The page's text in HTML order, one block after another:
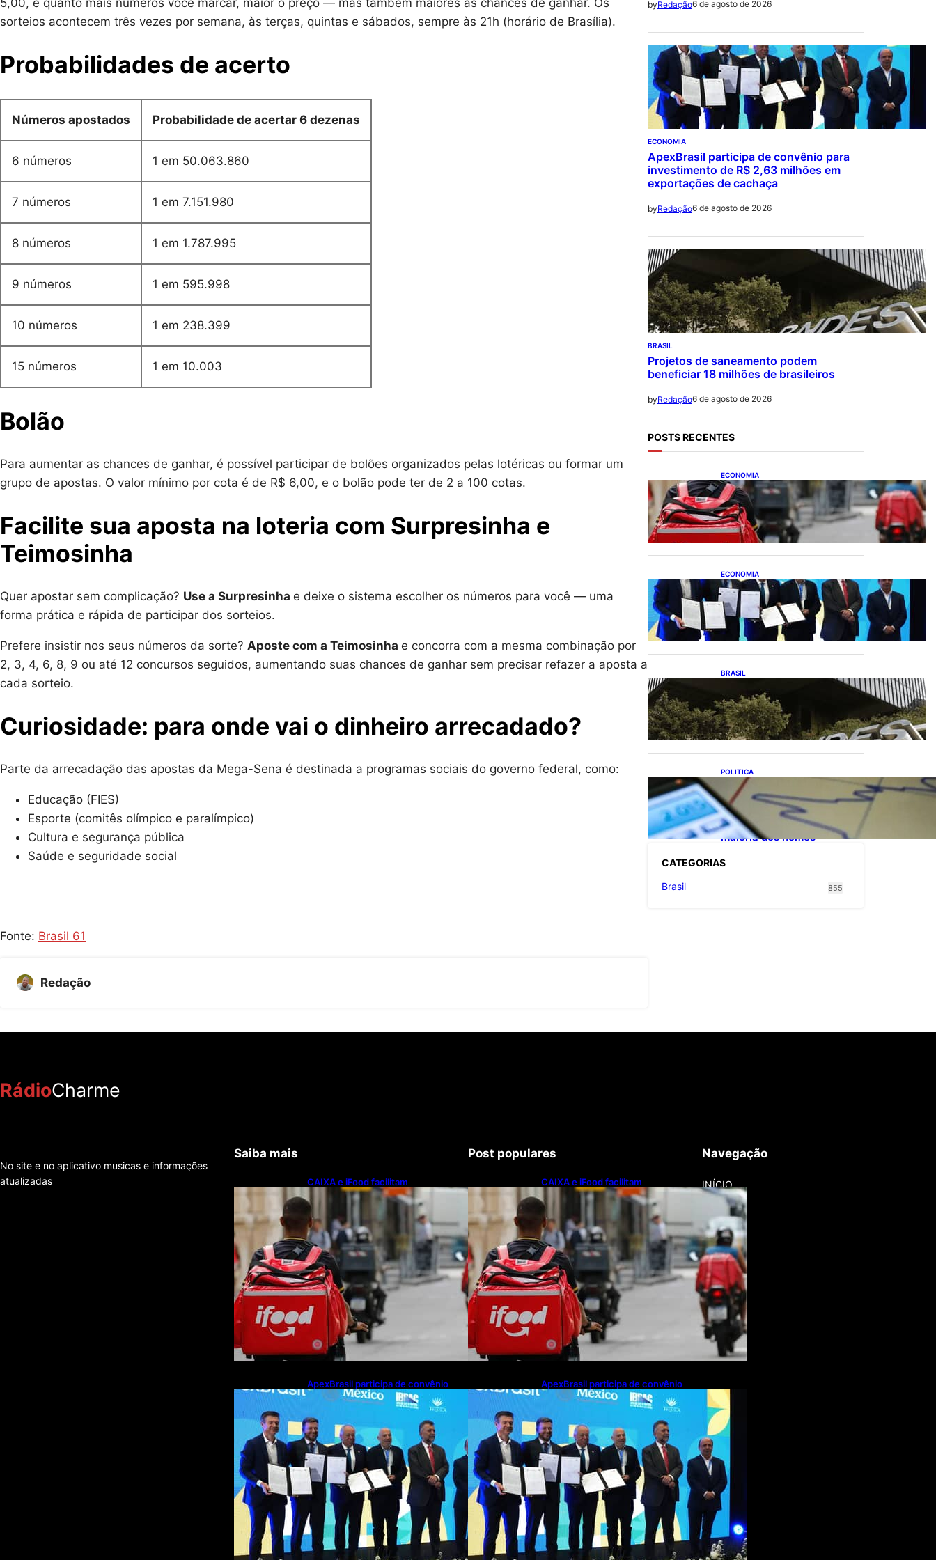
5,00, e quanto mais números você marcar, maior o preço — mas também maiores as chances de ganhar. Os
sorteios acontecem três vezes por semana, às terças, quintas e sábados, sempre às 21h (horário de Brasília).
Probabilidades de acerto
Números apostados Probabilidade de acertar 6 dezenas
6 números 1 em 50.063.860
7 números 1 em 7.151.980
8 números 1 em 1.787.995
9 números 1 em 595.998
10 números 1 em 238.399
15 números 1 em 10.003
Bolão
Para aumentar as chances de ganhar, é possível participar de bolões organizados pelas lotéricas ou formar um
grupo de apostas. O valor mínimo por cota é de R$ 6,00, e o bolão pode ter de 2 a 100 cotas.
Facilite sua aposta na loteria com Surpresinha e
Teimosinha
Quer apostar sem complicação? Use a Surpresinha e deixe o sistema escolher os números para você — uma
forma prática e rápida de participar dos sorteios.
Prefere insistir nos seus números da sorte? Aposte com a Teimosinha e concorra com a mesma combinação por
2, 3, 4, 6, 8, 9 ou até 12 concursos seguidos, aumentando suas chances de ganhar sem precisar refazer a aposta a
cada sorteio.
Curiosidade: para onde vai o dinheiro arrecadado?
Parte da arrecadação das apostas da Mega-Sena é destinada a programas sociais do governo federal, como:
Educação (FIES)
Esporte (comitês olímpico e paralímpico)
Cultura e segurança pública
Saúde e seguridade social
Fonte: Brasil 61
Redação
byRedação6 de agosto de 2026
ECONOMIA
ApexBrasil participa de convênio para
investimento de R$ 2,63 milhões em
exportações de cachaça
byRedação6 de agosto de 2026
BRASIL
Projetos de saneamento podem
beneficiar 18 milhões de brasileiros
byRedação6 de agosto de 2026
POSTS RECENTES
ECONOMIA
CAIXA e iFood facilitam
financiamento de motos e
bicicletas elétricas para
entregadores
ECONOMIA
ApexBrasil participa de
convênio para investimento
de R$ 2,63 milhões em
exportações de cachaça
BRASIL
Projetos de saneamento
podem beneficiar 18
milhões de brasileiros
POLITICA
TCU lista mais de 6 mil
responsáveis com contas
irregulares; Nordeste e
Sudeste concentram
maioria dos nomes
CATEGORIAS
Brasil
855
RádioCharme
No site e no aplicativo musicas e informações
atualizadas
Saiba mais
CAIXA e iFood facilitam
financiamento de motos e bicicletas
elétricas para entregadores
ApexBrasil participa de convênio
para investimento de R$ 2,63
milhões em exportações de cachaça
Post populares
CAIXA e iFood facilitam
financiamento de motos e bicicletas
elétricas para entregadores
ApexBrasil participa de convênio
para investimento de R$ 2,63
milhões em exportações de cachaça
Navegação
INÍCIO